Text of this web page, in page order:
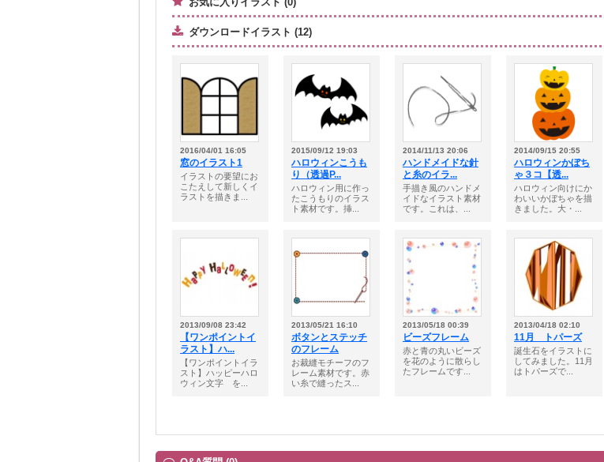
ダウンロードイラスト (12)
2016/04/01 16:05
窓のイラスト1
イラストの要望にお
こたえして新しくイ
ラストを描きま...
2015/09/12 19:03
ハロウィンこうも
り（透過P...
ハロウィン用に作っ
たこうもりのイラス
ト素材です。挿...
2014/11/13 20:06
ハンドメイドな針
と糸のイラ...
手描き風のハンドメ
イドなイラスト素材
です。これは、...
2014/09/15 20:55
ハロウィンかぼち
ゃ３コ【透...
ハロウィン向けにか
わいいかぼちゃを描
きました。大・...
2013/09/08 23:42
【ワンポイントイ
ラスト】ハ...
【ワンポイントイラ
スト】ハッピーハロ
ウィン文字 を...
2013/05/21 16:10
ボタンとステッチ
のフレーム
お裁縫モチーフのフ
レーム素材です。赤
い糸で縫ったス...
2013/05/18 00:39
ビーズフレーム
赤と青の丸いビーズ
を花のように散らし
たフレームです...
2013/04/18 02:10
11月 トパーズ
誕生石をイラストに
してみました。11月
はトパーズで...